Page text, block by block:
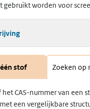
gebruikt worden voor
stof Zoeken op
het CAS-nummer van een
een vergelijkbare